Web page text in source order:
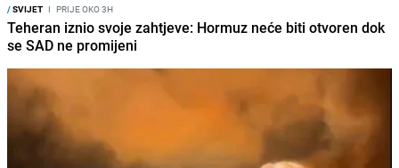
/SVIJET I PRIJE OKO 3H
Teheran iznio svoje zahtjeve: Hormuz neće biti otvoren dok
se SAD ne promijeni